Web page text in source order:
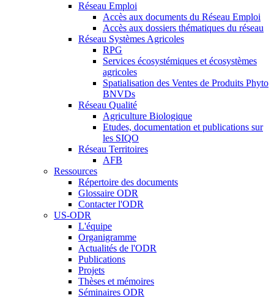
Réseau Emploi
Accès aux documents du Réseau Emploi
Accès aux dossiers thématiques du réseau
Réseau Systèmes Agricoles
RPG
Services écosystémiques et écosystèmes
agricoles
Spatialisation des Ventes de Produits Phyto
BNVDs
Réseau Qualité
Agriculture Biologique
Etudes, documentation et publications sur
les SIQO
Réseau Territoires
AFB
Ressources
Répertoire des documents
Glossaire ODR
Contacter l'ODR
US-ODR
L'équipe
Organigramme
Actualités de l'ODR
Publications
Projets
Thèses et mémoires
Séminaires ODR